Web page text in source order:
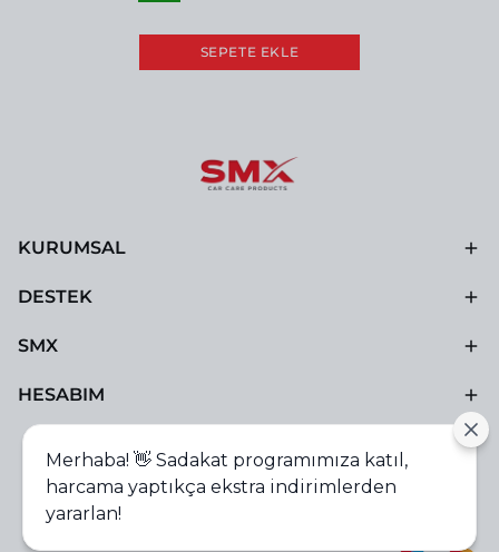
SEPETE EKLE
KURUMSAL
DESTEK
SMX
HESABIM
Merhaba! 👋 Sadakat programımıza katıl,
harcama yaptıkça ekstra indirimlerden
yararlan!